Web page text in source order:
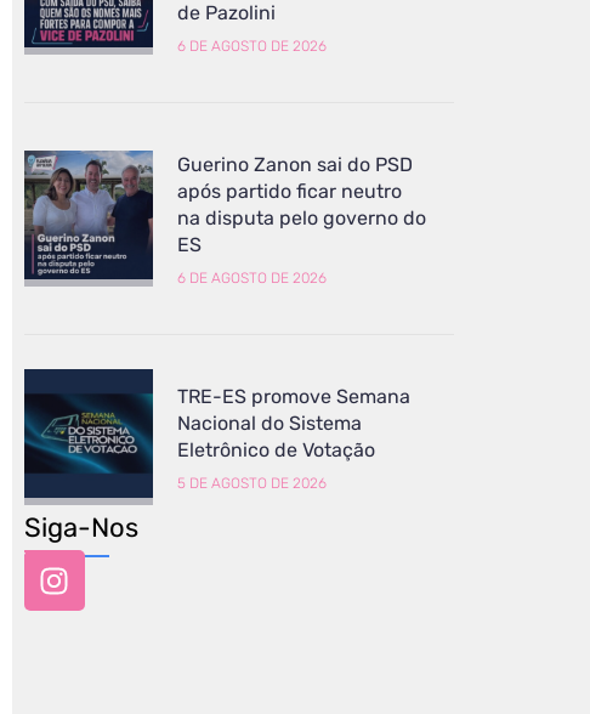
de Pazolini
6 DE AGOSTO DE 2026
Guerino Zanon sai do PSD
após partido ficar neutro
na disputa pelo governo do
ES
6 DE AGOSTO DE 2026
TRE-ES promove Semana
Nacional do Sistema
Eletrônico de Votação
5 DE AGOSTO DE 2026
Siga-Nos